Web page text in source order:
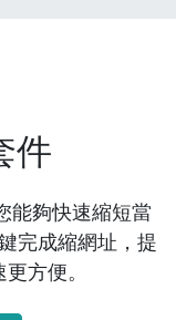
件
能夠快速縮短當
完成縮網址，提
方便。